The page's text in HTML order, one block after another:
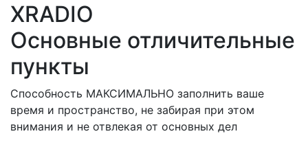
XRADIO
Основные отличительные
пункты
Способность МАКСИМАЛЬНО заполнить ваше
время и пространство, не забирая при этом
внимания и не отвлекая от основных дел